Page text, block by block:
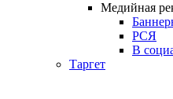
Медийная
РСЯ
В
Таргет